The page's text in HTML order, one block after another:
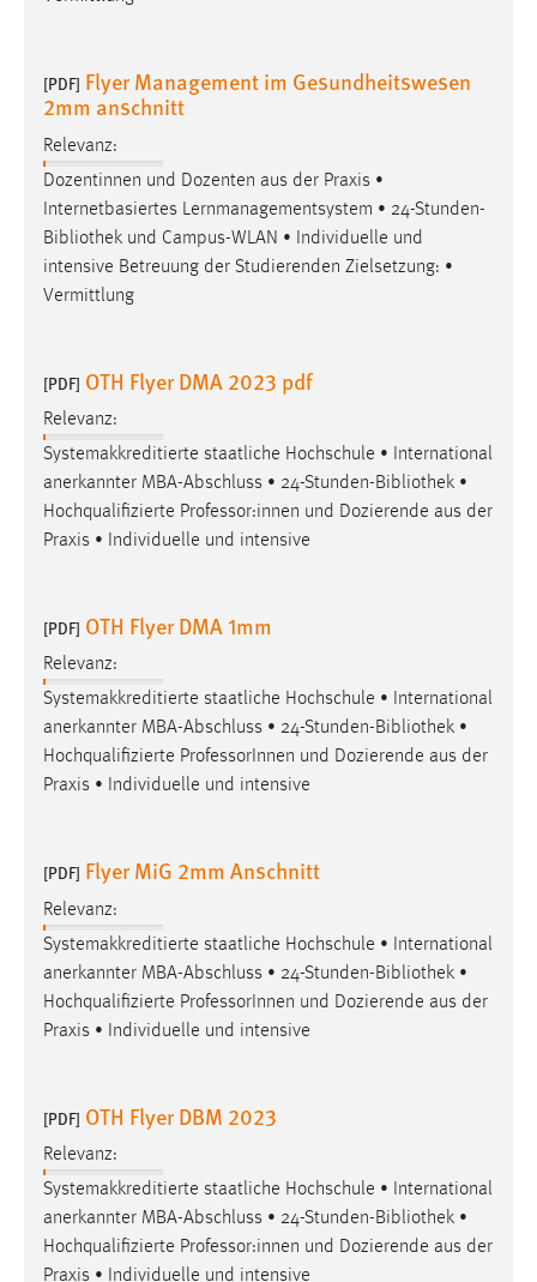
[PDF] Flyer Management im Gesundheitswesen
2mm anschnitt
Relevanz:
Dozentinnen und Dozenten aus der Praxis •
Internetbasiertes Lernmanagementsystem • 24-Stunden-
Bibliothek und Campus-WLAN • Individuelle und
intensive Betreuung der Studierenden Zielsetzung: •
Vermittlung
[PDF] OTH Flyer DMA 2023 pdf
Relevanz:
Systemakkreditierte staatliche Hochschule • International
anerkannter MBA-Abschluss • 24-Stunden-Bibliothek •
Hochqualifizierte Professor:innen und Dozierende aus der
Praxis • Individuelle und intensive
[PDF] OTH Flyer DMA 1mm
Relevanz:
Systemakkreditierte staatliche Hochschule • International
anerkannter MBA-Abschluss • 24-Stunden-Bibliothek •
Hochqualifizierte ProfessorInnen und Dozierende aus der
Praxis • Individuelle und intensive
[PDF] Flyer MiG 2mm Anschnitt
Relevanz:
Systemakkreditierte staatliche Hochschule • International
anerkannter MBA-Abschluss • 24-Stunden-Bibliothek •
Hochqualifizierte ProfessorInnen und Dozierende aus der
Praxis • Individuelle und intensive
[PDF] OTH Flyer DBM 2023
Relevanz:
Systemakkreditierte staatliche Hochschule • International
anerkannter MBA-Abschluss • 24-Stunden-Bibliothek •
Hochqualifizierte Professor:innen und Dozierende aus der
Praxis • Individuelle und intensive